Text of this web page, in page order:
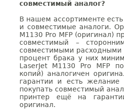
совместимый аналог?
В нашем ассортименте
и совместимые аналоги.
M1130 Pro MFP (оригинал)
совместимый –
совместимыми расходными
процент брака у них
LaserJet M1130 Pro MFP
копий) аналогичен
гарантии и есть
покупать совместимый
принтер ещё на
оригинал.